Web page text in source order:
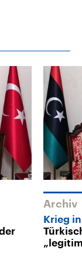
Archiv
Krieg